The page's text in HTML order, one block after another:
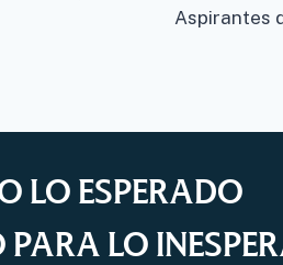
Aspirantes
LO ESPERADO
LO